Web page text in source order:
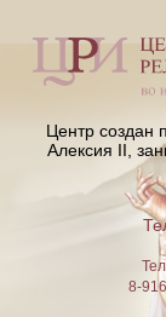
Центр создан
Алексия II,
8-